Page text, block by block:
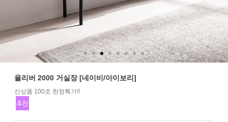
올리버 2000 거실장 [네이비/아이보리]
신상품 100조 한정특가!!